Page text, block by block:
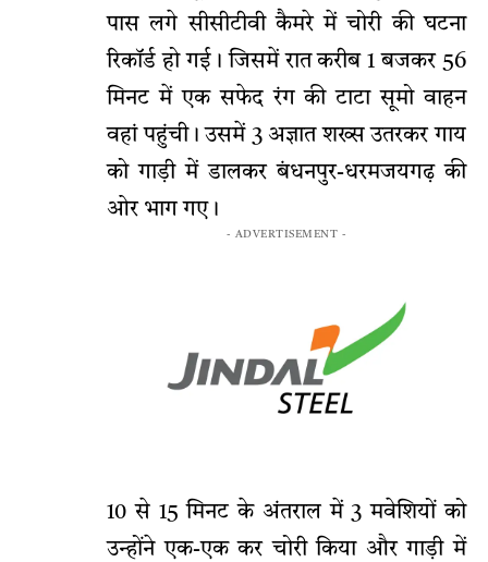
पास लगे सीसीटीवी कैमरे में चोरी की घटना
रिकॉर्ड हो गई। जिसमें रात करीब 1 बजकर 56
मिनट में एक सफेद रंग की टाटा सूमो वाहन
वहां पहुंची। उसमें 3 अज्ञात शख्स उतरकर गाय
को गाड़ी में डालकर बंधनपुर-धरमजयगढ़ की
ओर भाग गए।
- ADVERTISEMENT -
10 से 15 मिनट के अंतराल में 3 मवेशियों को
उन्होंने एक-एक कर चोरी किया और गाड़ी में